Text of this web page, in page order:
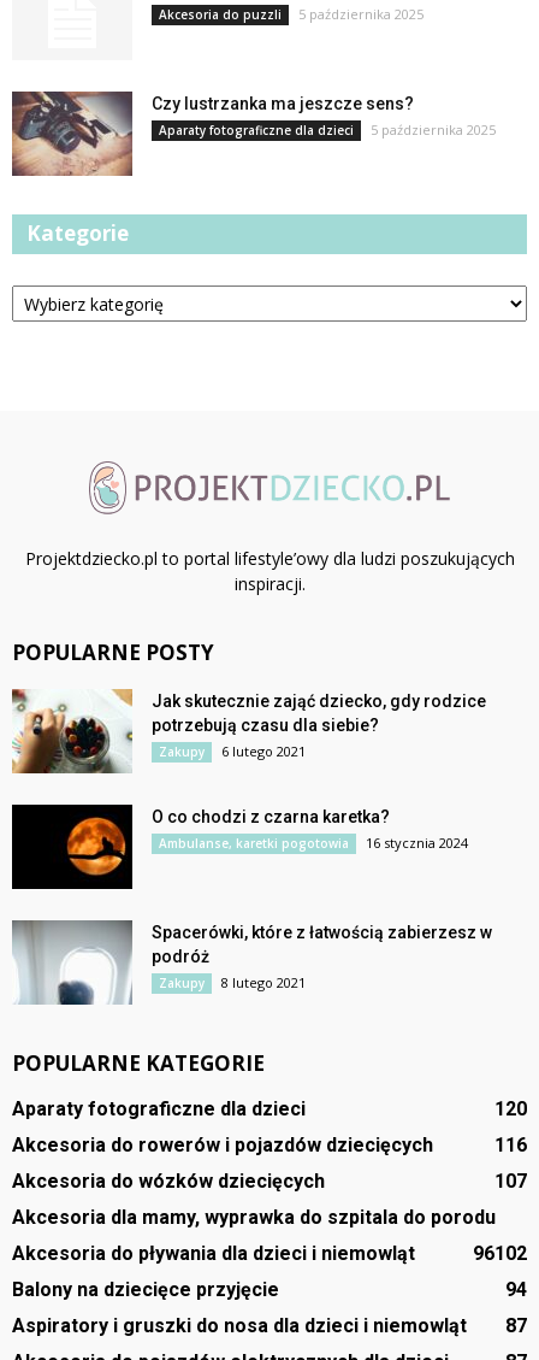
Akcesoria do puzzli 5 października 2025
Czy lustrzanka ma jeszcze sens?
Aparaty fotograficzne dla dzieci 5 października 2025
Kategorie
Kategorie
Projektdziecko.pl to portal lifestyle’owy dla ludzi poszukujących
inspiracji.
POPULARNE POSTY
Jak skutecznie zająć dziecko, gdy rodzice
potrzebują czasu dla siebie?
Zakupy 6 lutego 2021
O co chodzi z czarna karetka?
Ambulanse, karetki pogotowia 16 stycznia 2024
Spacerówki, które z łatwością zabierzesz w
podróż
Zakupy 8 lutego 2021
POPULARNE KATEGORIE
Aparaty fotograficzne dla dzieci
120
Akcesoria do rowerów i pojazdów dziecięcych
116
Akcesoria do wózków dziecięcych
107
Akcesoria dla mamy, wyprawka do szpitala do porodu
102
Akcesoria do pływania dla dzieci i niemowląt
96
Balony na dziecięce przyjęcie
94
Aspiratory i gruszki do nosa dla dzieci i niemowląt
87